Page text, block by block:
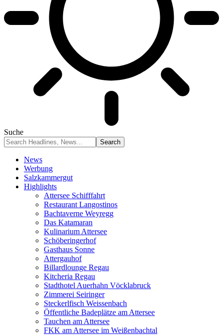
Suche
News
Werbung
Salzkammergut
Highlights
Attersee Schifffahrt
Restaurant Langostinos
Bachtaverne Weyregg
Das Katamaran
Kulinarium Attersee
Schöberingerhof
Gasthaus Sonne
Attergauhof
Billardlounge Regau
Kitcheria Regau
Stadthotel Auerhahn Vöcklabruck
Zimmerei Seiringer
Steckerlfisch Weissenbach
Öffentliche Badeplätze am Attersee
Tauchen am Attersee
FKK am Attersee im Weißenbachtal